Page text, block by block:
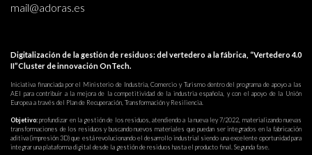
mail@adoras.es
Digitalización de la gestión de residuos: del vertedero a la fábrica, “Vertedero 4.0
II”Cluster de innovación OnTech.
Iniciativa financiada por el Ministerio de Industria, Comercio y Turismo dentro del programa de apoyo a las
AEI para contribuir a la mejora de la competitividad de la industria española, y con el apoyo de la Unión
Europea a través del Plan de Recuperación, Transformación y Resiliencia.
Objetivo:profundizar en la gestión de los residuos, atendiendo a la nueva ley 7/2022, materializando nuevas
transformaciones de los residuos y buscando nuevos materiales que puedan ser integrados en la fabricación
aditiva (impresión 3D) que está revolucionando el desarrollo industrial siendo una excelente oportunidad para
integrar una plataforma digital desde la gestión de residuos hasta el producto final. Segunda fase.